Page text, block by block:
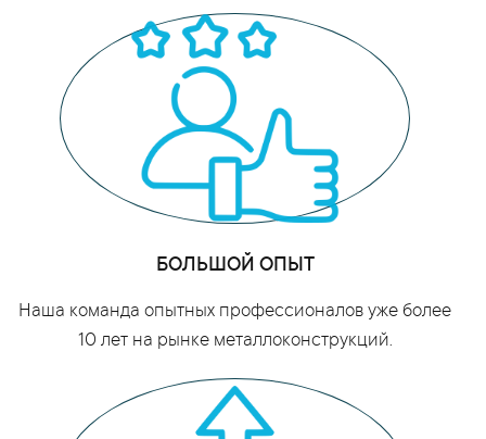
БОЛЬШОЙ ОПЫТ
Наша команда опытных профессионалов уже более
10 лет на рынке металлоконструкций.